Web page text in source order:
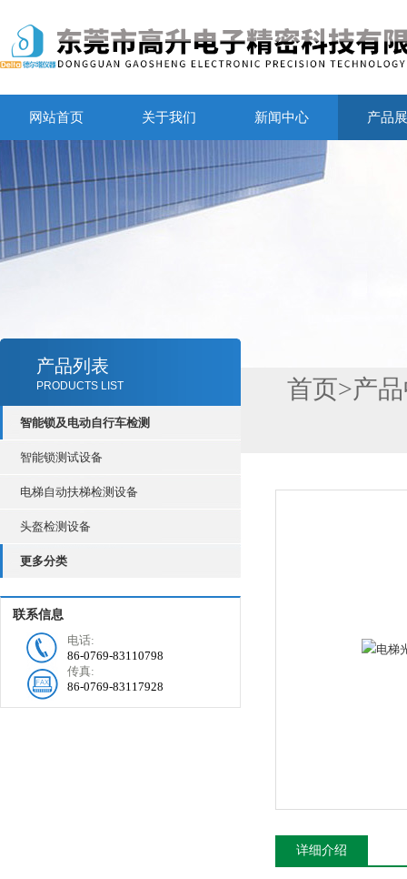
网站首页 关于我们 新闻中心 产品
产品列表
PRODUCTS LIST
智能锁及电动自行车检测
智能锁测试设备
电梯自动扶梯检测设备
头盔检测设备
更多分类
联系信息
电话:
86-0769-83110798
传真:
86-0769-83117928
首页>产
详细介绍